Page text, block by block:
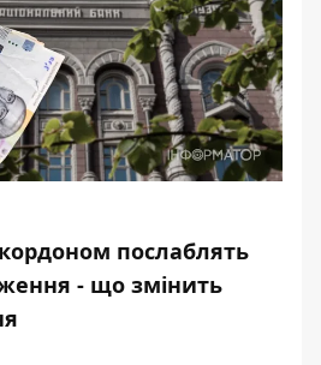
послаблять
- що змінить